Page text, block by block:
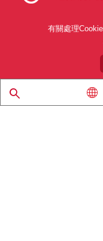
關於本
© 1997 - 2026
有關處理